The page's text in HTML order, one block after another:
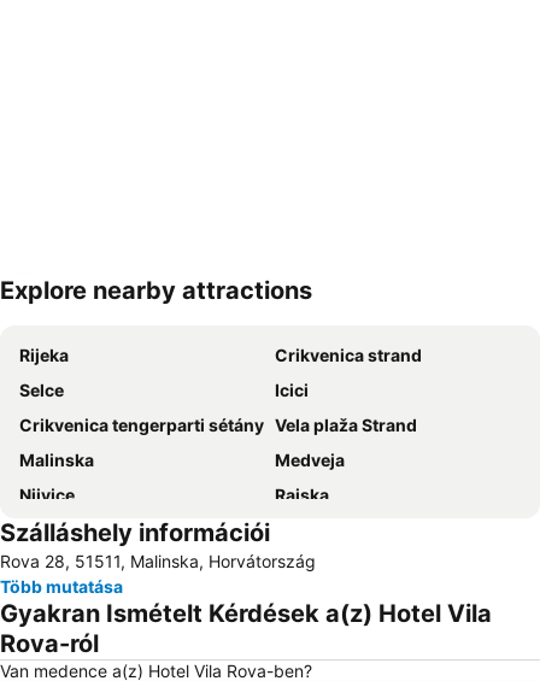
Nagy méretű térkép
Explore nearby attractions
Rijeka
Crikvenica strand
Selce
Icici
Crikvenica tengerparti sétány Vela plaža Strand
Malinska
Medveja
Njivice
Rajska
Plaža Klenovica
Teniski klub Kvarner
Lanterna
Luka Volosko
Camping Krk
Bašćanska ploča
Autobusna postaja Rijeka
Óváros Lovran
Szálláshely információi
Rova 28, 51511, Malinska, Horvátország
Több mutatása
Gyakran Ismételt Kérdések a(z) Hotel Vila
Rova-ról
Van medence a(z) Hotel Vila Rova-ben?